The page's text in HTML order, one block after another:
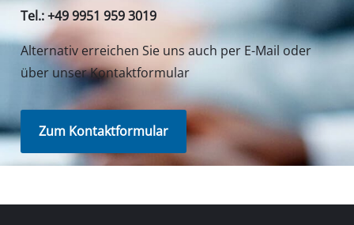
Tel.: +49 9951 959 3019
Alternativ erreichen Sie uns auch per E-Mail oder
über unser Kontaktformular
Zum Kontaktformular